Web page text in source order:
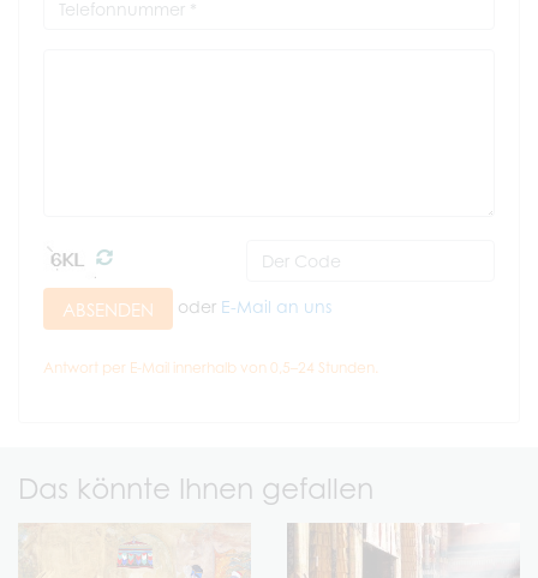
ABSENDEN oder E-Mail an uns
Antwort per E-Mail innerhalb von 0,5–24 Stunden.
Das könnte Ihnen gefallen